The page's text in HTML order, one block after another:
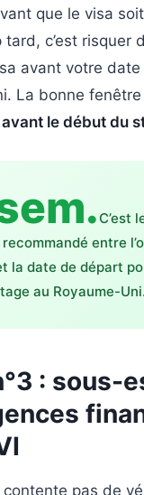
que le visa
tard, c’est risquer
avant votre date
La bonne fenêtre
avant le début du
C’est
entre
la date de départ
au Royaume-Uni.
: sous-
contente pas de